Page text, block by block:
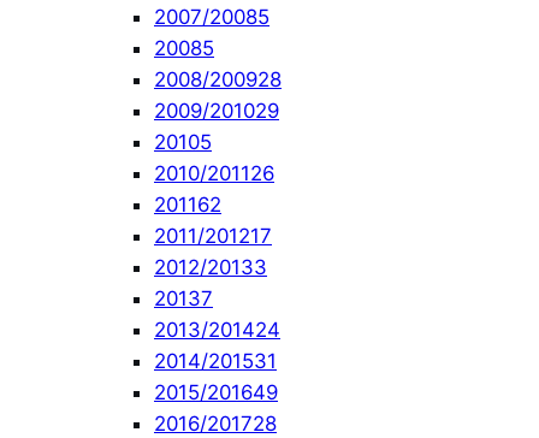
2007/20085
20085
2008/200928
2009/201029
20105
2010/201126
201162
2011/201217
2012/20133
20137
2013/201424
2014/201531
2015/201649
2016/201728